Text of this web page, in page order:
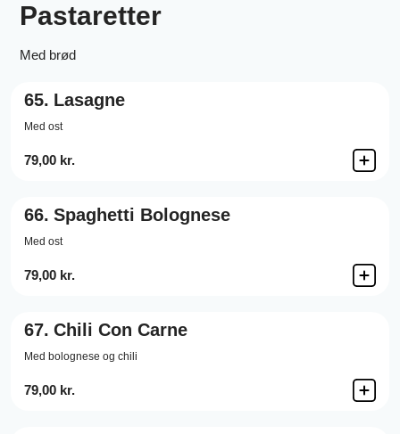
Pastaretter
Med brød
65. Lasagne
Med ost
79,00 kr.
66. Spaghetti Bolognese
Med ost
79,00 kr.
67. Chili Con Carne
Med bolognese og chili
79,00 kr.